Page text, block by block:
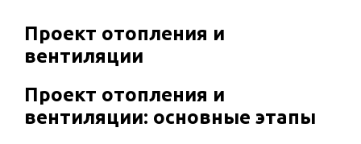
Проект отопления и
вентиляции
Проект отопления и
вентиляции: основные этапы